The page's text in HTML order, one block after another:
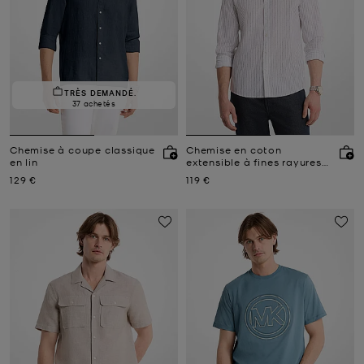
TRÈS DEMANDÉ.
37 achetés
Chemise à coupe classique
en lin
Prix actuel
129 €
Chemise en coton
extensible à fines rayures
Prix actuel
119 €